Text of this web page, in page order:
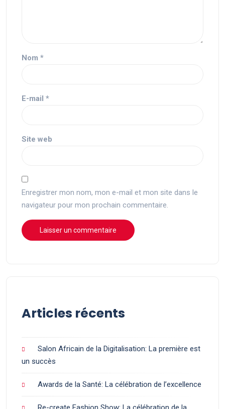
Nom *
E-mail *
Site web
Enregistrer mon nom, mon e-mail et mon site dans le
navigateur pour mon prochain commentaire.
Articles récents
Salon Africain de la Digitalisation: La première est
un succès
Awards de la Santé: La célébration de l’excellence